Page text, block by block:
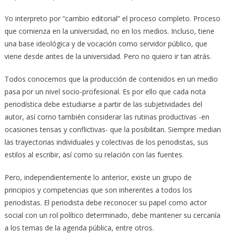
Yo interpreto por “cambio editorial” el proceso completo. Proceso
que comienza en la universidad, no en los medios. Incluso, tiene
una base ideológica y de vocación como servidor público, que
viene desde antes de la universidad. Pero no quiero ir tan atrás.
Todos conocemos que la producción de contenidos en un medio
pasa por un nivel socio-profesional. Es por ello que cada nota
periodística debe estudiarse a partir de las subjetividades del
autor, así como también considerar las rutinas productivas -en
ocasiones tensas y conflictivas- que la posibilitan. Siempre median
las trayectorias individuales y colectivas de los periodistas, sus
estilos al escribir, así como su relación con las fuentes.
Pero, independientemente lo anterior, existe un grupo de
principios y competencias que son inherentes a todos los
periodistas. El periodista debe reconocer su papel como actor
social con un rol político determinado, debe mantener su cercanía
a los temas de la agenda pública, entre otros.